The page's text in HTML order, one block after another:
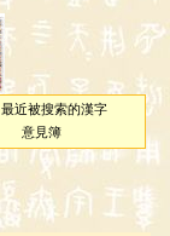
最近被搜索的漢字
意見簿